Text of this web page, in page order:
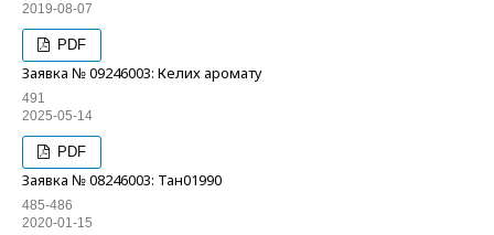
2019-08-07
PDF
Заявка № 09246003: Келих аромату
491
2025-05-14
PDF
Заявка № 08246003: Тан01990
485-486
2020-01-15